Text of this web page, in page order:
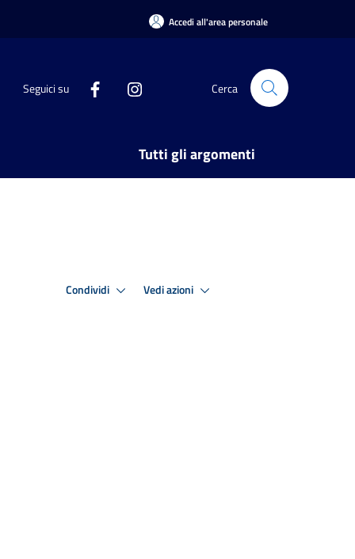
Accedi all'area personale
Seguici su Cerca
Tutti gli argomenti
Condividi Vedi azioni